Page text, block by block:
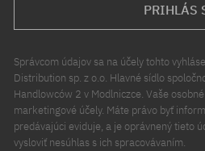
PRIHLÁS
Správcom údajov sa na účely tohto
Distribution sp. z o.o. Hlavné sídlo
Handlowców 2 v Modlniczce. Vaše
marketingové účely. Máte právo byť
predávajúci eviduje, a je oprávnený tieto
vysloviť nesúhlas s ich spracovávaním.